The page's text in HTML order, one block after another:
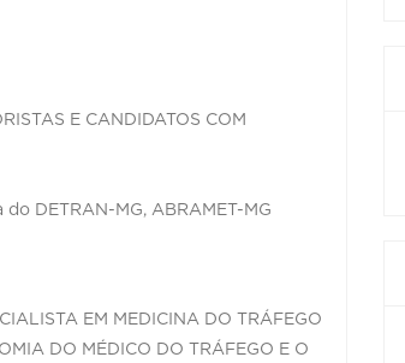
E CANDIDATOS COM
DETRAN-MG, ABRAMET-MG
EM MEDICINA DO TRÁFEGO
DO MÉDICO DO TRÁFEGO E O